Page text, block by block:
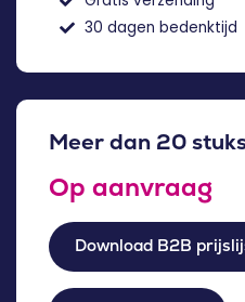
30 dagen bedenktijd
Meer dan 20
Op aanvraag
Download B2B